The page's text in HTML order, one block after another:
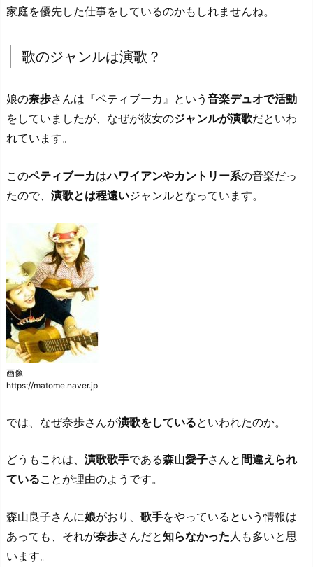
家庭を優先した仕事をしているのかもしれませんね。
歌のジャンルは演歌？
娘の奈歩さんは『ペティブーカ』という 音楽デュオで活動
をしていましたが、なぜが彼女のジャンルが演歌だといわ
れています。
このペティブーカはハワイアンやカントリー系の音楽だっ
たので、 演歌とは程遠いジャンルとなっています。
画像
https://matome.naver.jp
では、なぜ奈歩さんが演歌をしているといわれたのか。
どうもこれは、 演歌歌手である森山愛子さんと 間違えられ
ていることが理由のようです。
森山良子さんに娘がおり、 歌手をやっているという情報は
あっても、それが奈歩さんだと知らなかった 人も多いと思
います。